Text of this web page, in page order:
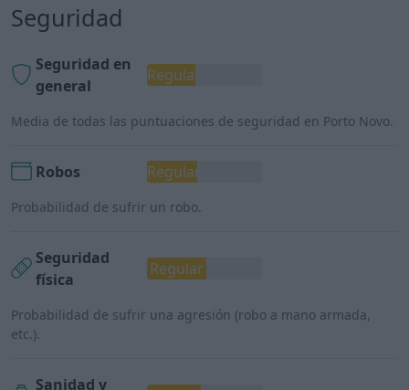
Seguridad
Seguridad en
general
Regular
Media de todas las puntuaciones de seguridad en Porto Novo.
Robos Regular
Probabilidad de sufrir un robo.
Seguridad
física
Regular
Probabilidad de sufrir una agresión (robo a mano armada,
etc.).
Sanidad y